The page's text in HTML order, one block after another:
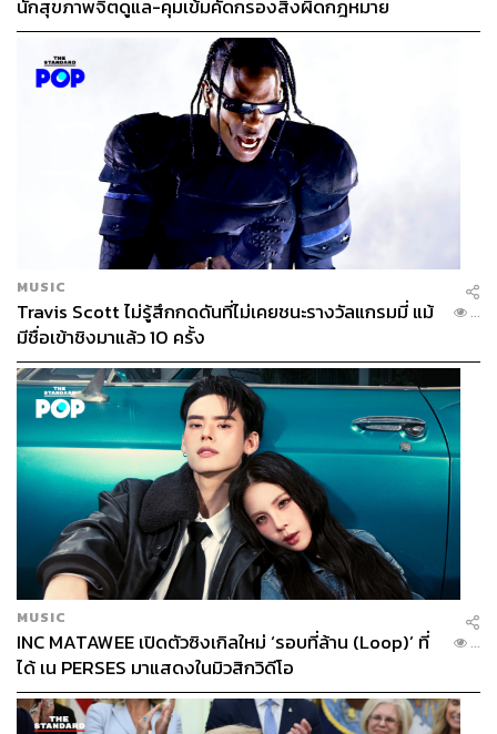
รถครอบครัวที่ขับขี่สนุกเกินคาด
เมื่อกดคันเร่งแล้วโหมดขับขี่ให้ฟีลลิ่งที่ใช้งานง่าย ไม่รู้สึกว่า
รถใหญ่เกินจนคล่องตัวไม่ดี กลับรู้สึกว่าเข้าโค้งได้มั่นคง ช่วง
ล้อยาวช่วยให้รถนิ่งและเกาะถนนได้ดี ทำให้ผู้โดยสารนั่งหลัง
ไม่เมื่อย ซึ่งสำหรับวันเที่ยวหนึ่งวันถือว่าครบทั้งใช้งานใน
เมืองและออกต่างจังหวัดได้อย่างลงตัว
นักสุขภาพจิตดูแล-คุมเข้มคัดกรองสิ่งผิดกฎหมาย
MUSIC
Travis Scott ไม่รู้สึกกดดันที่ไม่เคยชนะรางวัลแกรมมี่ แม้
มีชื่อเข้าชิงมาแล้ว 10 ครั้ง
...
MUSIC
INC MATAWEE เปิดตัวซิงเกิลใหม่ ‘รอบที่ล้าน (Loop)’ ที่
ได้ เน PERSES มาแสดงในมิวสิกวิดีโอ
...